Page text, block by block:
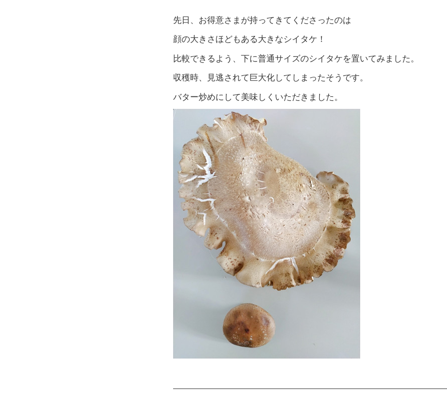
先日、お得意さまが持ってきてくださったのは
顔の大きさほどもある大きなシイタケ！
比較できるよう、下に普通サイズのシイタケを置いてみました。
収穫時、見逃されて巨大化してしまったそうです。
バター炒めにして美味しくいただきました。